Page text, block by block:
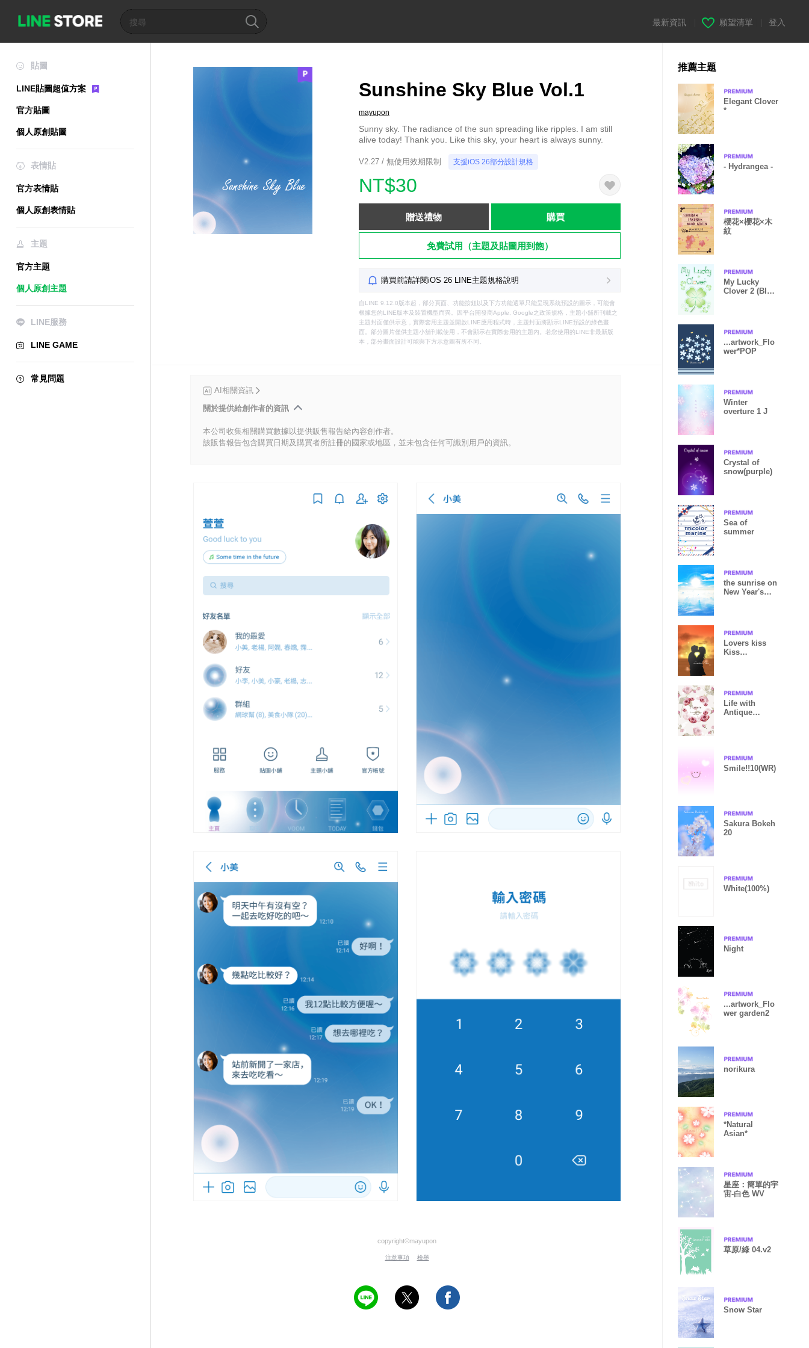
最新資訊 願望清單 登入
貼圖
LINE貼圖超值方案
官方貼圖
個人原創貼圖
表情貼
官方表情貼
個人原創表情貼
主題
官方主題
個人原創主題
LINE服務
LINE GAME
常見問題
Sunshine Sky Blue Vol.1
mayupon
Sunny sky. The radiance of the sun spreading like ripples. I am still
alive today! Thank you. Like this sky, your heart is always sunny.
V2.27 / 無使用效期限制 支援iOS 26部分設計規格
NT$30
贈送禮物 購買
免費試用（主題及貼圖用到飽）
購買前請詳閱iOS 26 LINE主題規格說明
自LINE 9.12.0版本起，部分頁面、功能按鈕以及下方功能選單只能呈現系統預設的圖示，可能會
根據您的LINE版本及裝置機型而異。因平台開發商Apple, Google之政策規格，主題小舖所刊載之
主題封面僅供示意，實際套用主題並開啟LINE應用程式時，主題封面將顯示LINE預設的綠色畫
面。部分圖片僅供主題小舖刊載使用，不會顯示在實際套用的主題內。若您使用的LINE非最新版
本，部分畫面設計可能與下方示意圖有所不同。
AI相關資訊
關於提供給創作者的資訊
本公司收集相關購買數據以提供販售報告給內容創作者。
該販售報告包含購買日期及購買者所註冊的國家或地區，並未包含任何可識別用戶的資訊。
copyright©mayupon
注意事項 檢舉
推薦主題
Elegant Clover
*
- Hydrangea -
櫻花×櫻花×木
紋
My Lucky
Clover 2 (Blue
...artwork_Flo
wer*POP
Winter
overture 1 J
Crystal of
snow(purple)
Sea of
summer
the sunrise on
New Year's
Lovers kiss
Kiss
Life with
Antique
Smile!!10(WR)
Sakura Bokeh
20
White(100%)
Night
...artwork_Flo
wer garden2
norikura
*Natural
Asian*
星座：簡單的宇
宙-白色 WV
草原/綠 04.v2
Snow Star